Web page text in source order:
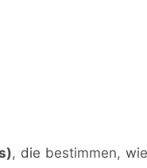
, die bestimmen,